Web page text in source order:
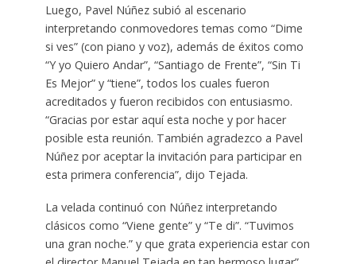
Luego, Pavel Núñez subió al escenario
interpretando conmovedores temas como “Dime
si ves” (con piano y voz), además de éxitos como
“Y yo Quiero Andar”, “Santiago de Frente”, “Sin Ti
Es Mejor” y “tiene”, todos los cuales fueron
acreditados y fueron recibidos con entusiasmo.
“Gracias por estar aquí esta noche y por hacer
posible esta reunión. También agradezco a Pavel
Núñez por aceptar la invitación para participar en
esta primera conferencia”, dijo Tejada.
La velada continuó con Núñez interpretando
clásicos como “Viene gente” y “Te di”. “Tuvimos
una gran noche.” y que grata experiencia estar con